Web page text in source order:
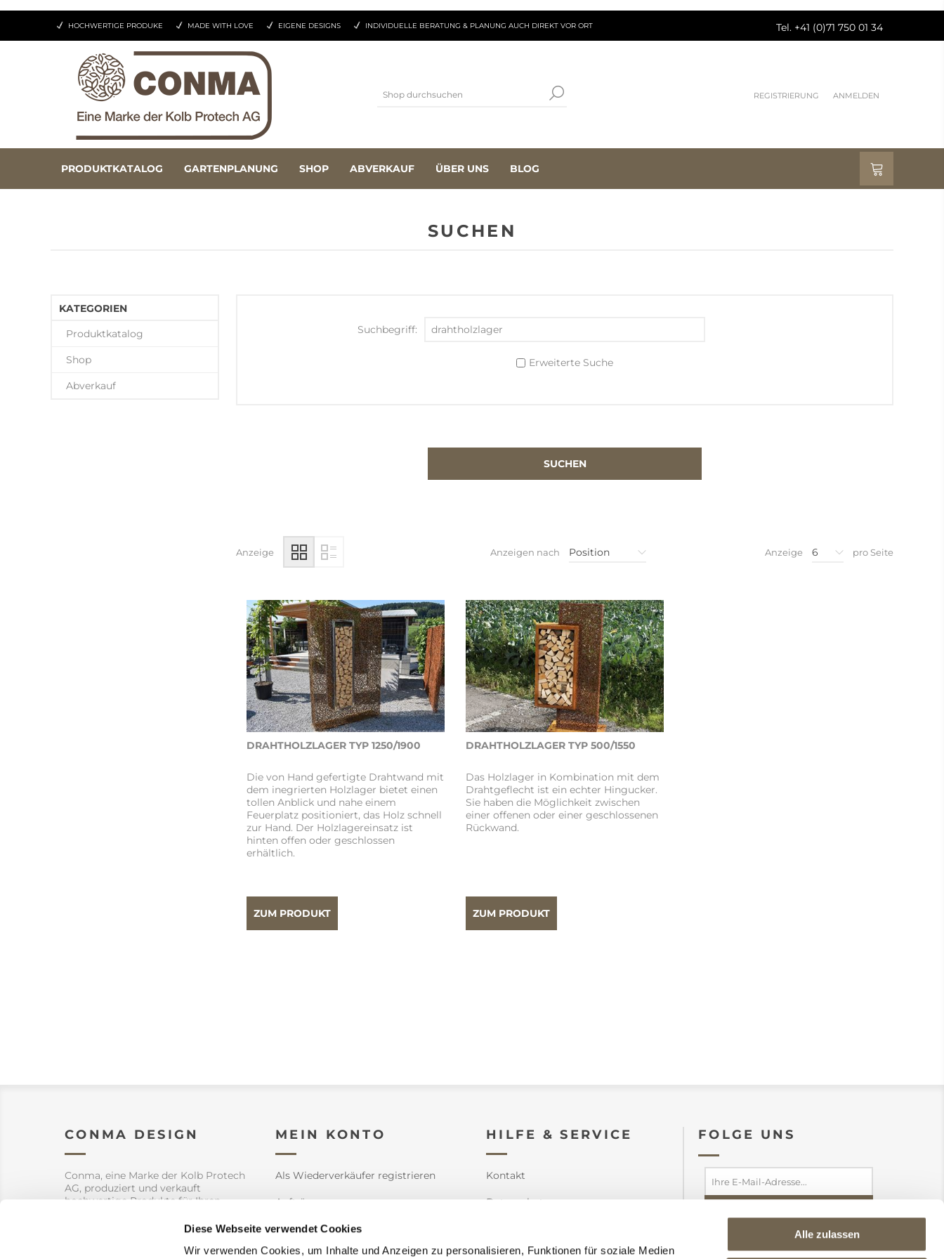
Diese Webseite verwendet Cookies
Wir verwenden Cookies, um Inhalte und Anzeigen zu personalisieren, Funktionen für soziale Medien
Alle zulassen
HOCHWERTIGE PRODUKE MADE WITH LOVE EIGENE DESIGNS INDIVIDUELLE BERATUNG & PLANUNG AUCH DIREKT VOR ORT Tel. +41 (0)71 750 01 34
REGISTRIERUNG ANMELDEN
PRODUKTKATALOG GARTENPLANUNG SHOP ABVERKAUF ÜBER UNS BLOG
SUCHEN
Suchbegriff:
Erweiterte Suche
Anzeige Anzeigen nach Position Anzeige 6 pro Seite
DRAHTHOLZLAGER TYP 1250/1900
Die von Hand gefertigte Drahtwand mit
dem inegrierten Holzlager bietet einen
tollen Anblick und nahe einem
Feuerplatz positioniert, das Holz schnell
zur Hand. Der Holzlagereinsatz ist
hinten offen oder geschlossen
erhältlich.
ZUM PRODUKT
DRAHTHOLZLAGER TYP 500/1550
Das Holzlager in Kombination mit dem
Drahtgeflecht ist ein echter Hingucker.
Sie haben die Möglichkeit zwischen
einer offenen oder einer geschlossenen
Rückwand.
ZUM PRODUKT
KATEGORIEN
Produktkatalog
Shop
Abverkauf
CONMA DESIGN
Conma, eine Marke der Kolb Protech
AG, produziert und verkauft
hochwertige Produkte für Ihren
MEIN KONTO
Als Wiederverkäufer registrieren
Aufträge
Adressen
Warenkorb
HILFE & SERVICE
Kontakt
Datenschutz
AGB
FOLGE UNS
abbestellen
Ich stimme den